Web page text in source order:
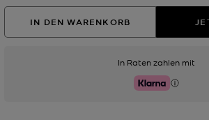
IN DEN WARENKORB
In Raten zahlen mit
Klarna